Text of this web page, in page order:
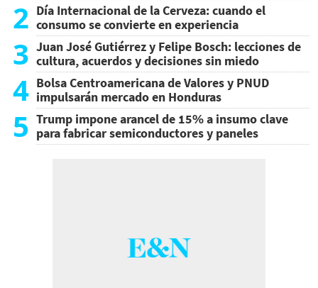
2 Día Internacional de la Cerveza: cuando el
consumo se convierte en experiencia
3 Juan José Gutiérrez y Felipe Bosch: lecciones de
cultura, acuerdos y decisiones sin miedo
4 Bolsa Centroamericana de Valores y PNUD
impulsarán mercado en Honduras
5 Trump impone arancel de 15% a insumo clave
para fabricar semiconductores y paneles